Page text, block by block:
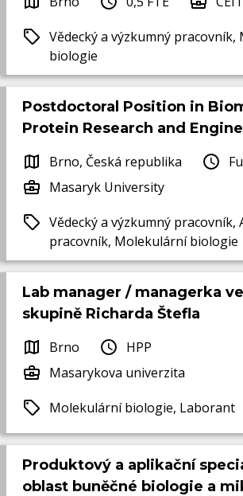
Vědecký a výzkumný
biologie
Postdoctoral Position in
Protein Research and
Brno, Česká republika
Masaryk University
Vědecký a výzkumný pracovník,
pracovník, Molekulární biologie
Lab manager / managerka
skupině Richarda Štefla
Brno
HPP
Masarykova univerzita
Molekulární biologie, Laborant
Produktový a aplikační
oblast buněčné biologie a